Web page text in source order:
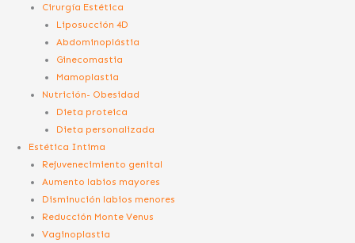
Cirurgía Estética
Liposucción 4D
Abdominoplástia
Ginecomastia
Mamoplastia
Nutrición- Obesidad
Dieta proteica
Dieta personalizada
Estética Intima
Rejuvenecimiento genital
Aumento labios mayores
Disminución labios menores
Reducción Monte Venus
Vaginoplastia